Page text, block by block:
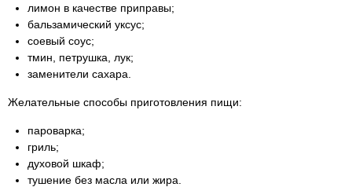
лимон в качестве приправы;
бальзамический уксус;
соевый соус;
тмин, петрушка, лук;
заменители сахара.
Желательные cпособы приготовления пищи:
пароварка;
гриль;
духовой шкаф;
тушение без масла или жира.